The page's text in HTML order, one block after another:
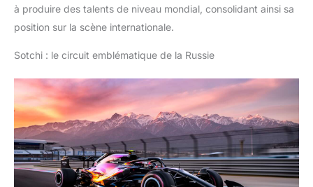
à produire des talents de niveau mondial, consolidant ainsi sa
position sur la scène internationale.
Sotchi : le circuit emblématique de la Russie